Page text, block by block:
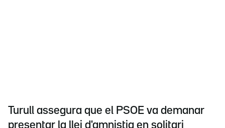
Turull assegura que el PSOE va demanar
presentar la llei d'amnistia en solitari